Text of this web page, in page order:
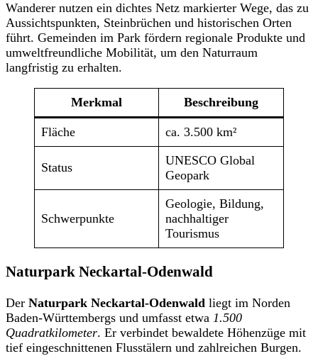
Wanderer nutzen ein dichtes Netz markierter Wege, das zu
Aussichtspunkten, Steinbrüchen und historischen Orten
führt. Gemeinden im Park fördern regionale Produkte und
umweltfreundliche Mobilität, um den Naturraum
langfristig zu erhalten.
Merkmal Beschreibung
Fläche ca. 3.500 km²
Status
UNESCO Global
Geopark
Schwerpunkte
Geologie, Bildung,
nachhaltiger
Tourismus
Naturpark Neckartal-Odenwald
Der Naturpark Neckartal-Odenwald liegt im Norden
Baden-Württembergs und umfasst etwa 1.500
Quadratkilometer. Er verbindet bewaldete Höhenzüge mit
tief eingeschnittenen Flusstälern und zahlreichen Burgen.